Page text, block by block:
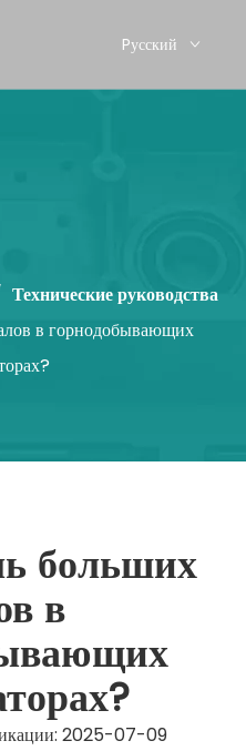
Pусский
Технические руководства
в горнодобывающих
больших
в
2025-07-09